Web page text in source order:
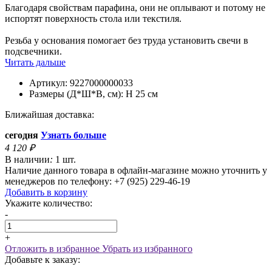
Благодаря свойствам парафина, они не оплывают и потому не
испортят поверхность стола или текстиля.
Резьба у основания помогает без труда установить свечи в
подсвечники.
Читать дальше
Артикул: 9227000000033
Размеры (Д*Ш*В, см): H 25 см
Ближайшая доставка:
сегодня Узнать больше
4 120 ₽
В наличии: 1 шт.
Наличие данного товара в офлайн-магазине можно уточнить у
менеджеров по телефону: +7 (925) 229-46-19
Добавить в корзину
Укажите количество:
-
+
Отложить в избранное Убрать из избранного
Добавьте к заказу: